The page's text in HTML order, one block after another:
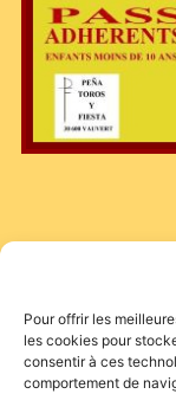
Pour offrir les
les cookies pour
consentir à ces
comportement de